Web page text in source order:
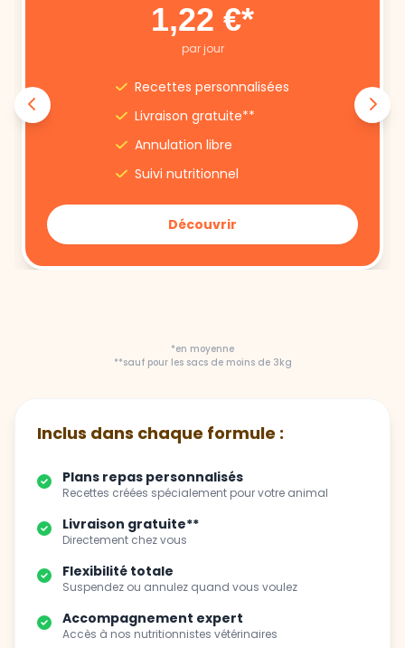
1,22 €*
par jour
Recettes personnalisées
Livraison gratuite**
Annulation libre
Suivi nutritionnel
Découvrir
*en moyenne
**sauf pour les sacs de moins de 3kg
Inclus dans chaque formule :
Plans repas personnalisés
Recettes créées spécialement pour votre animal
Livraison gratuite**
Directement chez vous
Flexibilité totale
Suspendez ou annulez quand vous voulez
Accompagnement expert
Accès à nos nutritionnistes vétérinaires